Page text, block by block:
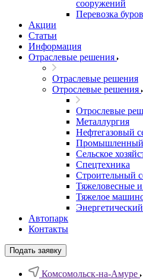
сооружений
Перевозка
Акции
Статьи
Информация
Отраслевые решения
Отраслевые решения
Отрослевые решения
Отрослевые
Металлургия
Нефтегазовый
Промышленный
Сельское
Спецтехника
Строительный
Тяжеловесные
Тяжелое
Автопарк
Контакты
Подать заявку
Комсомольск-на-Амуре